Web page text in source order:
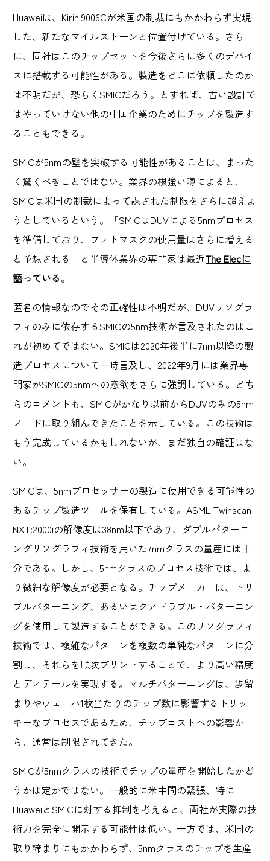
Huaweiは、Kirin 9006Cが米国の制裁にもかかわらず実現
した、新たなマイルストーンと位置付けている。さら
に、同社はこのチップセットを今後さらに多くのデバイ
スに搭載する可能性がある。製造をどこに依頼したのか
は不明だが、恐らくSMICだろう。とすれば、古い設計で
はやっていけない他の中国企業のためにチップを製造す
ることもできる。
SMICが5nmの壁を突破する可能性があることは、まった
く驚くべきことではない。業界の根強い噂によると、
SMICは米国の制裁によって課された制限をさらに超えよ
うとしているという。「SMICはDUVによる5nmプロセス
を準備しており、フォトマスクの使用量はさらに増える
と予想される」と半導体業界の専門家は最近The Elecに
語っている。
匿名の情報なのでその正確性は不明だが、DUVリソグラ
フィのみに依存するSMICの5nm技術が言及されたのはこ
れが初めてではない。SMICは2020年後半に7nm以降の製
造プロセスについて一時言及し、2022年9月には業界専
門家がSMICの5nmへの意欲をさらに強調している。どち
らのコメントも、SMICがかなり以前からDUVのみの5nm
ノードに取り組んできたことを示している。この技術は
もう完成しているかもしれないが、まだ独自の確証はな
い。
SMICは、5nmプロセッサーの製造に使用できる可能性の
あるチップ製造ツールを保有している。ASML Twinscan
NXT:2000iの解像度は38nm以下であり、ダブルパターニ
ングリソグラフィ技術を用いた7nmクラスの量産には十
分である。しかし、5nmクラスのプロセス技術では、よ
り微細な解像度が必要となる。チップメーカーは、トリ
プルパターニング、あるいはクアドラプル・パターニン
グを使用して製造することができる。このリソグラフィ
技術では、複雑なパターンを複数の単純なパターンに分
割し、それらを順次プリントすることで、より高い精度
とディテールを実現する。マルチパターニングは、歩留
まりやウェーハ1枚当たりのチップ数に影響するトリッ
キーなプロセスであるため、チップコストへの影響か
ら、通常は制限されてきた。
SMICが5nmクラスの技術でチップの量産を開始したかど
うかは定かではない。一般的に米中間の緊張、特に
HuaweiとSMICに対する抑制を考えると、両社が実際の技
術力を完全に開示する可能性は低い。一方では、米国の
取り締まりにもかかわらず、5nmクラスのチップを生産